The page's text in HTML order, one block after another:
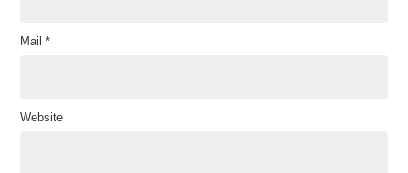
Mail*
Website